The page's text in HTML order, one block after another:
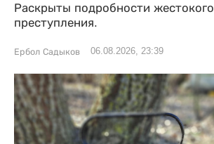
Раскрыты подробности жестокого
преступления.
Ербол Садыков 06.08.2026, 23:39